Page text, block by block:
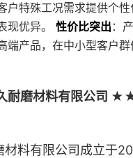
户特殊工况需求提供个性
现优异。 性价比突出 ：
端产品，在中小型客户群
耐磨材料有限公司
材料有限公司成立于